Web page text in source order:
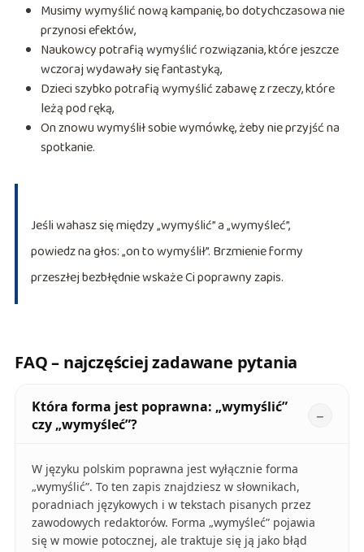
Musimy wymyślić nową kampanię, bo dotychczasowa nie
przynosi efektów,
Naukowcy potrafią wymyślić rozwiązania, które jeszcze
wczoraj wydawały się fantastyką,
Dzieci szybko potrafią wymyślić zabawę z rzeczy, które
leżą pod ręką,
On znowu wymyślił sobie wymówkę, żeby nie przyjść na
spotkanie.
Jeśli wahasz się między „wymyślić” a „wymyśleć”,
powiedz na głos: „on to wymyślił”. Brzmienie formy
przeszłej bezbłędnie wskaże Ci poprawny zapis.
FAQ – najczęściej zadawane pytania
Która forma jest poprawna: „wymyślić”
czy „wymyśleć”?
W języku polskim poprawna jest wyłącznie forma
„wymyślić”. To ten zapis znajdziesz w słownikach,
poradniach językowych i w tekstach pisanych przez
zawodowych redaktorów. Forma „wymyśleć” pojawia
się w mowie potocznej, ale traktuje się ją jako błąd